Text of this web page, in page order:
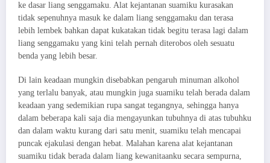
ke dasar liang senggamaku. Alat kejantanan suamiku kurasakan
tidak sepenuhnya masuk ke dalam liang senggamaku dan terasa
lebih lembek bahkan dapat kukatakan tidak begitu terasa lagi dalam
liang senggamaku yang kini telah pernah diterobos oleh sesuatu
benda yang lebih besar.
Di lain keadaan mungkin disebabkan pengaruh minuman alkohol
yang terlalu banyak, atau mungkin juga suamiku telah berada dalam
keadaan yang sedemikian rupa sangat tegangnya, sehingga hanya
dalam beberapa kali saja dia mengayunkan tubuhnya di atas tubuhku
dan dalam waktu kurang dari satu menit, suamiku telah mencapai
puncak ejakulasi dengan hebat. Malahan karena alat kejantanan
suamiku tidak berada dalam liang kewanitaanku secara sempurna,